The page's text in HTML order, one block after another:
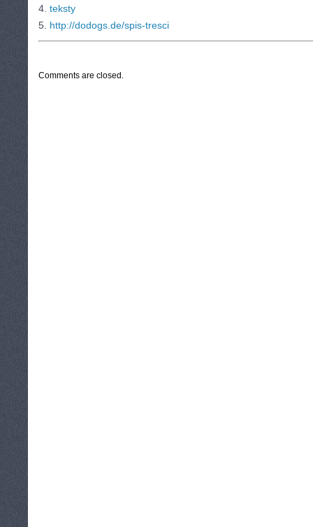
4. teksty
5. http://dodogs.de/spis-tresci
Comments are closed.